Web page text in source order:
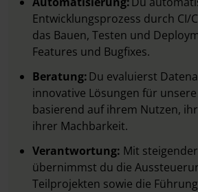
Entwicklungsprozess durch CI/
das Bauen, Testen und
Features und Bugfixes.
Beratung:Du evaluierst
innovative Lösungen für
basierend auf ihrem Nutzen,
ihrer Machbarkeit.
Verantwortung: Mit
übernimmst du die
Teilprojekten sowie die